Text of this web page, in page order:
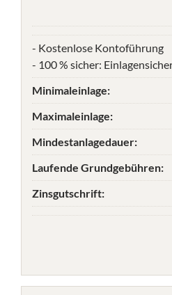
- Kostenlose Kontoführung
- 100 % sicher:
Minimaleinlage:
Maximaleinlage:
Mindestanlagedauer:
Laufende Grundgebühren:
Zinsgutschrift: